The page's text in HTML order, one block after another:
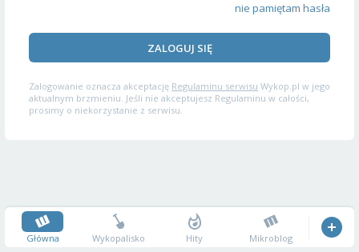
nie pamiętam hasła
ZALOGUJ SIĘ
Zalogowanie oznacza akceptację Regulaminu serwisu Wykop.pl w jego
aktualnym brzmieniu. Jeśli nie akceptujesz Regulaminu w całości,
prosimy o niekorzystanie z serwisu.
Główna Wykopalisko Hity Mikroblog